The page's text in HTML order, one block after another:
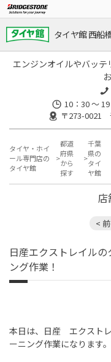
タイヤ館 西船
エンジンオイルやバッ
10：30 ～
〒273-0021
タイヤ・ホイ
ール専門店の
タイヤ館
都道
府県
から
探す
千葉
県の
タイ
ヤ館
店
<
日産エクストレイル
ング作業！
本日は、日産 エクスト
ーニング作業になります。